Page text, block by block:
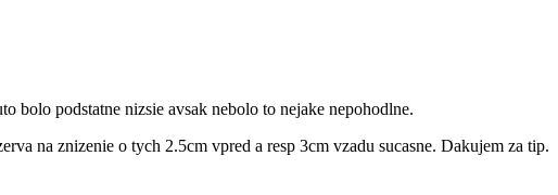
bolo podstatne nizsie avsak nebolo to nejake nepohodlne.
na znizenie o tych 2.5cm vpred a resp 3cm vzadu sucasne. Dakujem za tip.